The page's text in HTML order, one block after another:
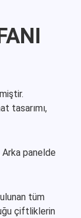
tasarımı,
panelde
tüm
çiftliklerin